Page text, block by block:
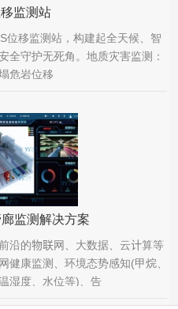
监测站
位移监测站，构建起全天候、智
全守护无死角。地质灾害监测：
危岩位移
监测解决方案
沿的物联网、大数据、云计算等
康监测、环境态势感知(甲烷、
湿度、水位等)、告